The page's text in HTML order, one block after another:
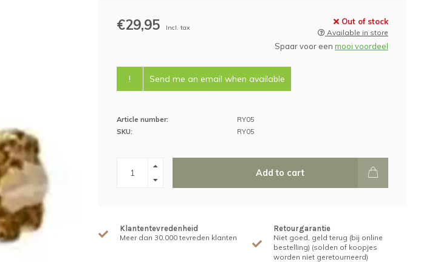
€29,95 Incl. tax
Out of stock
Available in store
Spaar voor een mooi voordeel
! Send me an email when available
Article number:
RY05
SKU:
RY05
Add to cart
Klantentevredenheid
Meer dan 30.000 tevreden klanten
Retourgarantie
Niet goed, geld terug (bij online
bestelling) (solden of koopjes
worden niet geretourneerd)